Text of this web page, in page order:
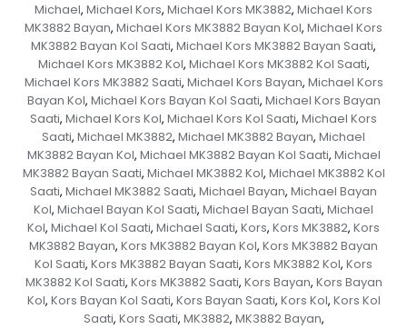
Michael, Michael Kors, Michael Kors MK3882, Michael Kors
MK3882 Bayan, Michael Kors MK3882 Bayan Kol, Michael Kors
MK3882 Bayan Kol Saati, Michael Kors MK3882 Bayan Saati,
Michael Kors MK3882 Kol, Michael Kors MK3882 Kol Saati,
Michael Kors MK3882 Saati, Michael Kors Bayan, Michael Kors
Bayan Kol, Michael Kors Bayan Kol Saati, Michael Kors Bayan
Saati, Michael Kors Kol, Michael Kors Kol Saati, Michael Kors
Saati, Michael MK3882, Michael MK3882 Bayan, Michael
MK3882 Bayan Kol, Michael MK3882 Bayan Kol Saati, Michael
MK3882 Bayan Saati, Michael MK3882 Kol, Michael MK3882 Kol
Saati, Michael MK3882 Saati, Michael Bayan, Michael Bayan
Kol, Michael Bayan Kol Saati, Michael Bayan Saati, Michael
Kol, Michael Kol Saati, Michael Saati, Kors, Kors MK3882, Kors
MK3882 Bayan, Kors MK3882 Bayan Kol, Kors MK3882 Bayan
Kol Saati, Kors MK3882 Bayan Saati, Kors MK3882 Kol, Kors
MK3882 Kol Saati, Kors MK3882 Saati, Kors Bayan, Kors Bayan
Kol, Kors Bayan Kol Saati, Kors Bayan Saati, Kors Kol, Kors Kol
Saati, Kors Saati, MK3882, MK3882 Bayan,